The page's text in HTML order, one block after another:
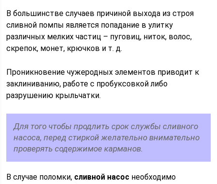
В большинстве случаев причиной выхода из строя
сливной помпы является попадание в улитку
различных мелких частиц – пуговиц, ниток, волос,
скрепок, монет, крючков и т. д.
Проникновение чужеродных элементов приводит к
заклиниванию, работе с пробуксовкой либо
разрушению крыльчатки.
Для того чтобы продлить срок службы сливного
насоса, перед стиркой желательно внимательно
проверять содержимое карманов.
В случае поломки, сливной насос необходимо